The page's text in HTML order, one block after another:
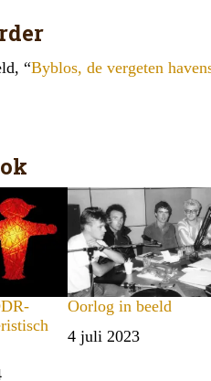
“Byblos, de vergeten
Oorlog in beeld
Datum
4 juli 2023